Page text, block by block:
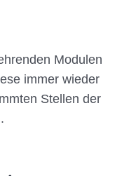
Modulen
immer wieder
Stellen der